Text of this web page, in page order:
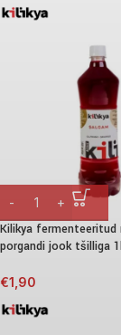
Kilikya fermenteeritud
porgandi jook tšilliga
€1,90